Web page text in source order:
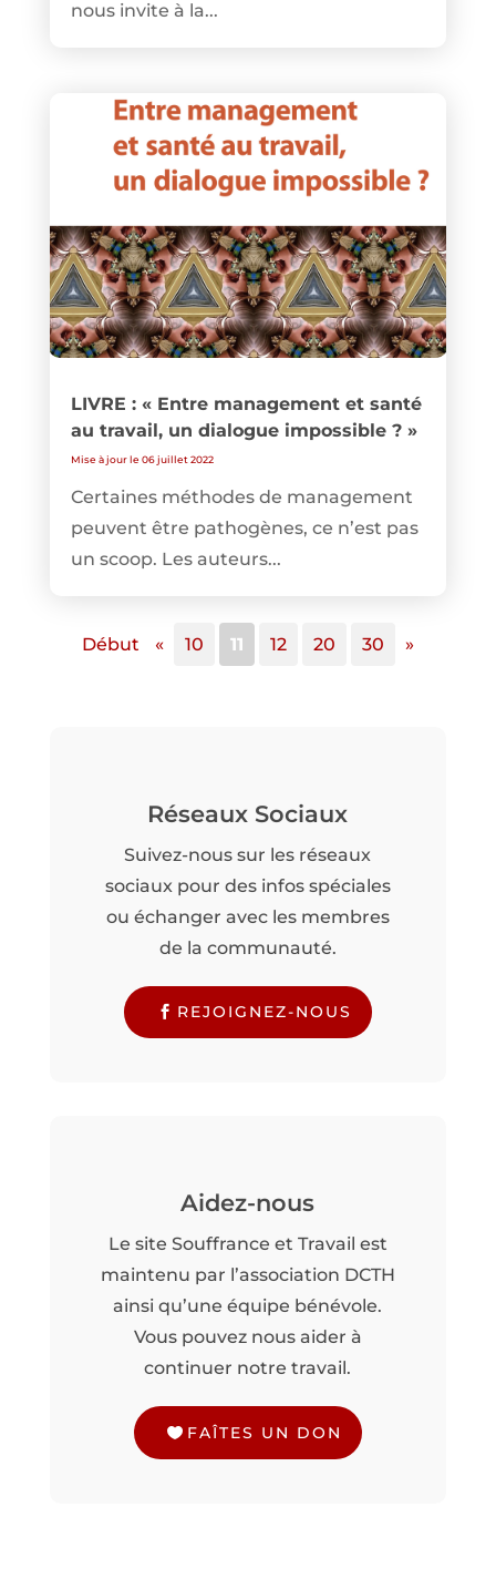
nous invite à la...
LIVRE : « Entre management et santé
au travail, un dialogue impossible ? »
Mise à jour le 06 juillet 2022
Certaines méthodes de management
peuvent être pathogènes, ce n’est pas
un scoop. Les auteurs...
Début « 10 11 12 20 30 »
Réseaux Sociaux
Suivez-nous sur les réseaux
sociaux pour des infos spéciales
ou échanger avec les membres
de la communauté.
REJOIGNEZ-NOUS
Aidez-nous
Le site Souffrance et Travail est
maintenu par l’association DCTH
ainsi qu’une équipe bénévole.
Vous pouvez nous aider à
continuer notre travail.
FAÎTES UN DON